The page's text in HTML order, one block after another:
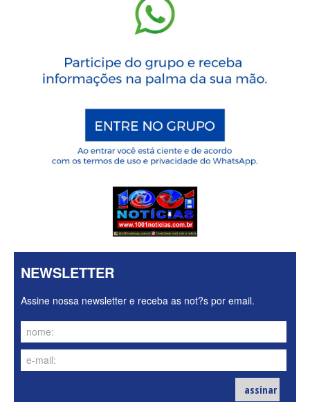
NEWSLETTER
Assine nossa newsletter e receba as not?s por email.